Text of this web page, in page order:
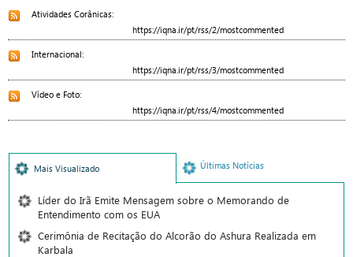
Atividades Corânicas:
https://iqna.ir/pt/rss/2/mostcommented
Internacional:
https://iqna.ir/pt/rss/3/mostcommented
Vídeo e Foto:
https://iqna.ir/pt/rss/4/mostcommented
Mais Visualizado Últimas Notícias
Líder do Irã Emite Mensagem sobre o Memorando de
Entendimento com os EUA
Cerimônia de Recitação do Alcorão do Ashura Realizada em
Karbala